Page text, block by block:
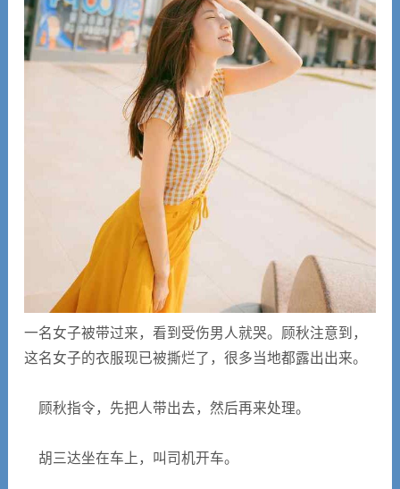
一名女子被带过来，看到受伤男人就哭。顾秋注意到，
这名女子的衣服现已被撕烂了，很多当地都露出出来。
顾秋指令，先把人带出去，然后再来处理。
胡三达坐在车上，叫司机开车。